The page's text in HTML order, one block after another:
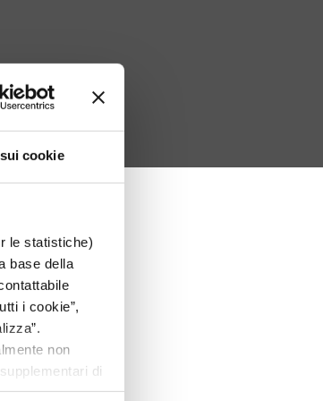
cookie
le statistiche)
base della
i cookie”,
non
di